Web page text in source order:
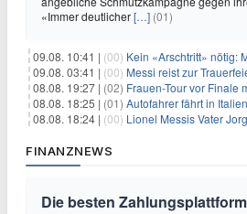
«Immer deutlicher[…] (01)
09.08. 10:41 | (00) Kein «Arschtritt» nötig:
09.08. 03:41 | (00) Messi reist zur Trauerfeier
08.08. 19:27 | (02) Frauen-Tour vor Finale mit
08.08. 18:25 | (01) Autofahrer fährt in
08.08. 18:24 | (00) Lionel Messis Vater Jorge
FINANZNEWS
Die besten